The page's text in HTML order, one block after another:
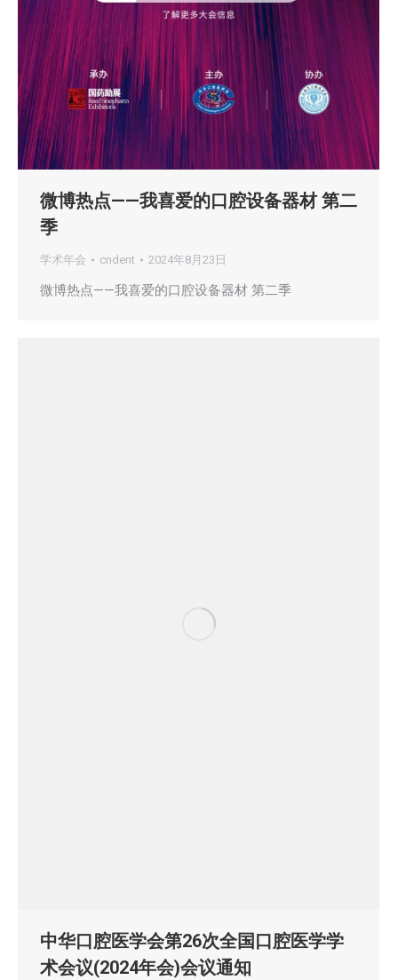
微博热点——我喜爱的口腔设备器材 第二
季
学术年会 cndent 2024年8月23日
微博热点——我喜爱的口腔设备器材 第二季
中华口腔医学会第26次全国口腔医学学
术会议(2024年会)会议通知